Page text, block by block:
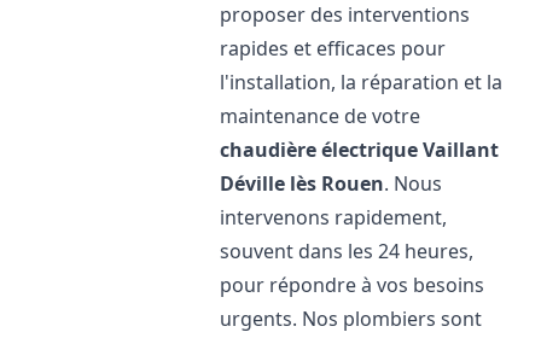
proposer des interventions
rapides et efficaces pour
l'installation, la réparation et la
maintenance de votre
chaudière électrique Vaillant
Déville lès Rouen. Nous
intervenons rapidement,
souvent dans les 24 heures,
pour répondre à vos besoins
urgents. Nos plombiers sont